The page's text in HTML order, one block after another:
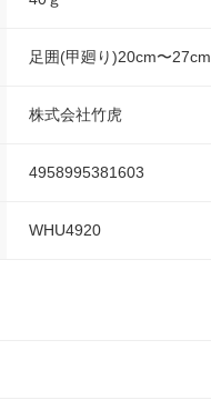
足囲(甲廻り)20cm〜27cm
株式会社竹虎
4958995381603
WHU4920